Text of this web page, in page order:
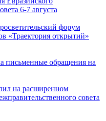
6-7 августа
форум
«Траектория открытий»
письменные обращения на
на расширенном
совета